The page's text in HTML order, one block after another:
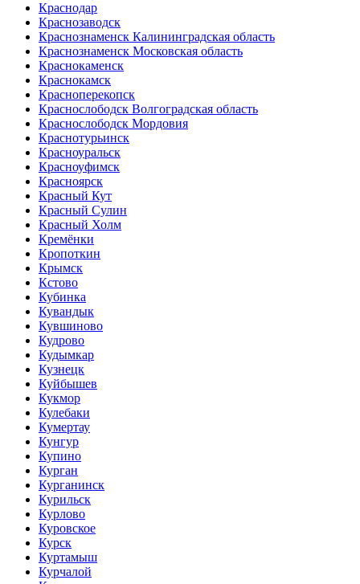
Краснодар
Краснозаводск
Краснознаменск Калининградская область
Краснознаменск Московская область
Краснокаменск
Краснокамск
Красноперекопск
Краснослободск Волгоградская область
Краснослободск Мордовия
Краснотурьинск
Красноуральск
Красноуфимск
Красноярск
Красный Кут
Красный Сулин
Красный Холм
Кремёнки
Кропоткин
Крымск
Кстово
Кубинка
Кувандык
Кувшиново
Кудрово
Кудымкар
Кузнецк
Куйбышев
Кукмор
Кулебаки
Кумертау
Кунгур
Купино
Курган
Курганинск
Курильск
Курлово
Куровское
Курск
Куртамыш
Курчалой